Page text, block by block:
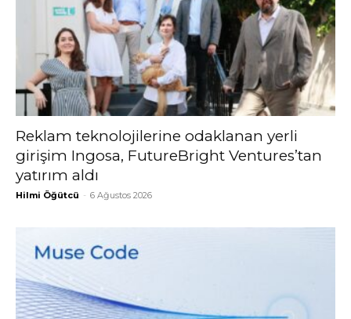
Reklam teknolojilerine odaklanan yerli
girişim Ingosa, FutureBright Ventures’tan
yatırım aldı
Hilmi Öğütcü - 6 Ağustos 2026